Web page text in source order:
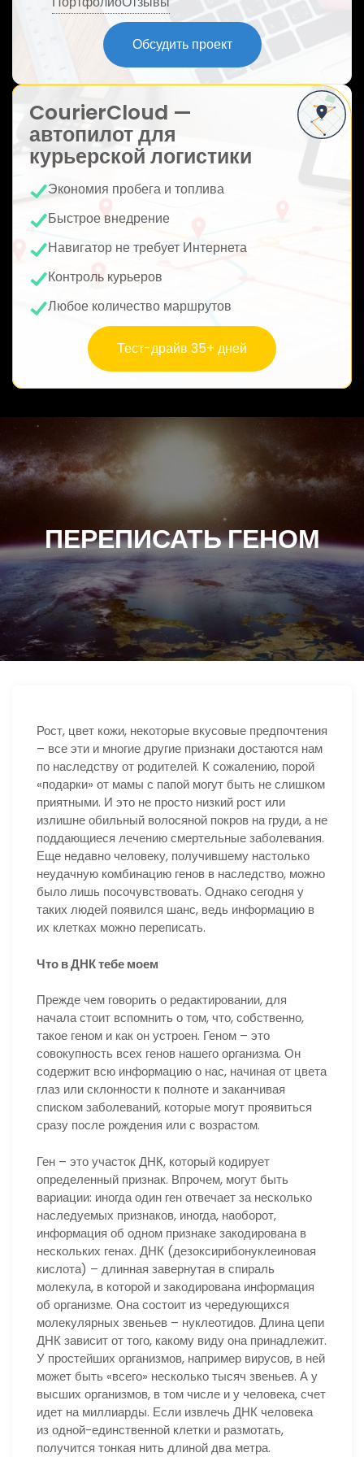
Обсудить проект
CourierCloud —
автопилот для
курьерской логистики
Экономия пробега и топлива
Быстрое внедрение
Навигатор не требует Интернета
Контроль курьеров
Любое количество маршрутов
Тест-драйв 35+ дней
ПЕРЕПИСАТЬ ГЕНОМ
Рост, цвет кожи, некоторые вкусовые предпочтения
– все эти и многие другие признаки достаются нам
по наследству от родителей. К сожалению, порой
«подарки» от мамы с папой могут быть не слишком
приятными. И это не просто низкий рост или
излишне обильный волосяной покров на груди, а не
поддающиеся лечению смертельные заболевания.
Еще недавно человеку, получившему настолько
неудачную комбинацию генов в наследство, можно
было лишь посочувствовать. Однако сегодня у
таких людей появился шанс, ведь информацию в
их клетках можно переписать.
Что в ДНК тебе моем
Прежде чем говорить о редактировании, для
начала стоит вспомнить о том, что, собственно,
такое геном и как он устроен. Геном – это
совокупность всех генов нашего организма. Он
содержит всю информацию о нас, начиная от цвета
глаз или склонности к полноте и заканчивая
списком заболеваний, которые могут проявиться
сразу после рождения или с возрастом.
Ген – это участок ДНК, который кодирует
определенный признак. Впрочем, могут быть
вариации: иногда один ген отвечает за несколько
наследуемых признаков, иногда, наоборот,
информация об одном признаке закодирована в
нескольких генах. ДНК (дезоксирибонуклеиновая
кислота) – длинная завернутая в спираль
молекула, в которой и закодирована информация
об организме. Она состоит из чередующихся
молекулярных звеньев – нуклеотидов. Длина цепи
ДНК зависит от того, какому виду она принадлежит.
У простейших организмов, например вирусов, в ней
может быть «всего» несколько тысяч звеньев. А у
высших организмов, в том числе и у человека, счет
идет на миллиарды. Если извлечь ДНК человека
из одной-единственной клетки и размотать,
получится тонкая нить длиной два метра.